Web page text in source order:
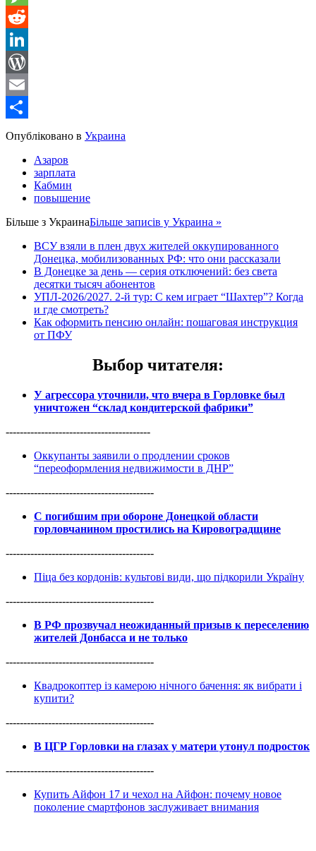
Message
Reddit
LinkedIn
WordPress
Email
Share
Опубліковано в Украина
Азаров
зарплата
Кабмин
повышение
Більше з УкраинаБільше записів у Украина »
ВСУ взяли в плен двух жителей оккупированного
Донецка, мобилизованных РФ: что они рассказали
В Донецке за день — серия отключений: без света
десятки тысяч абонентов
УПЛ-2026/2027. 2-й тур: С кем играет “Шахтер”? Когда
и где смотреть?
Как оформить пенсию онлайн: пошаговая инструкция
от ПФУ
Выбор читателя:
У агрессора уточнили, что вчера в Горловке был
уничтожен “склад кондитерской фабрики”
-----------------------------------------
Оккупанты заявили о продлении сроков
“переоформления недвижимости в ДНР”
------------------------------------------
С погибшим при обороне Донецкой области
горловчанином простились на Кировоградщине
------------------------------------------
Піца без кордонів: культові види, що підкорили Україну
------------------------------------------
В РФ прозвучал неожиданный призыв к переселению
жителей Донбасса и не только
------------------------------------------
Квадрокоптер із камерою нічного бачення: як вибрати і
купити?
------------------------------------------
В ЦГР Горловки на глазах у матери утонул подросток
------------------------------------------
Купить Айфон 17 и чехол на Айфон: почему новое
поколение смартфонов заслуживает внимания